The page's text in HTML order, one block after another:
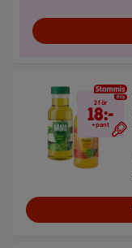
2 för 18 kr
2 för
18:-
+pant